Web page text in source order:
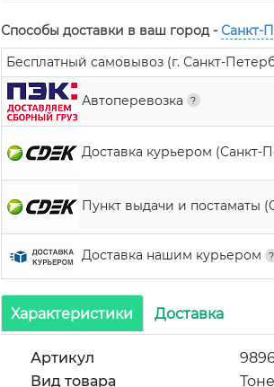
Способы доставки в ваш город - Санкт-
Бесплатный самовывоз (г. Санкт-
Автоперевозка
Доставка курьером (Санкт-
Пункт выдачи и постаматы
Доставка нашим курьером
Характеристики Доставка
Артикул
Вид товара